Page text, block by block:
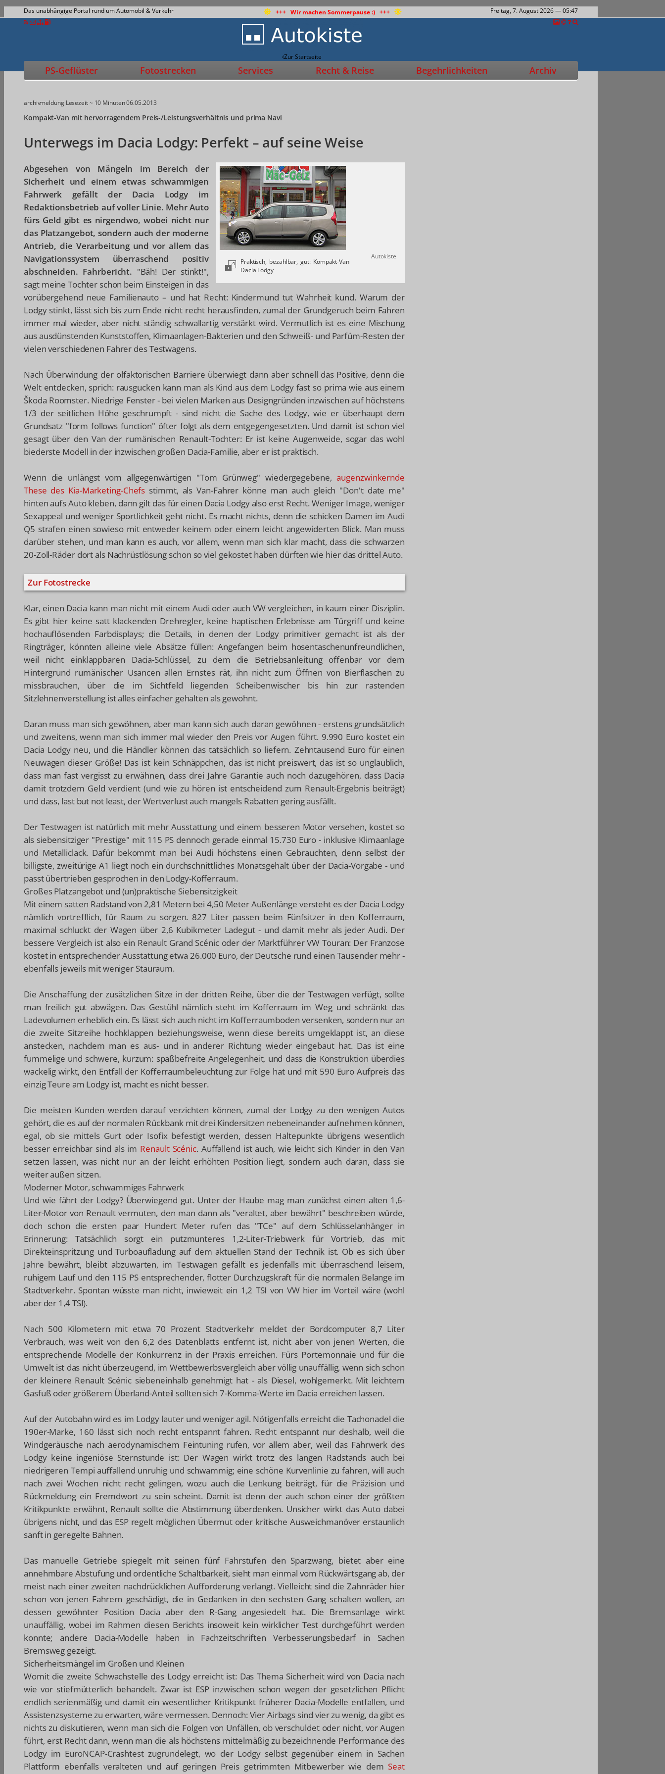
Das unabhängige Portal rund um Automobil & Verkehr +++ Wir machen Sommerpause :) +++ Freitag, 7. August 2026— 05:48
Zur Startseite
PS-Geflüster Fotostrecken Services Recht & Reise Begehrlichkeiten Archiv
archivmeldung Lesezeit ~ 10 Minuten06.05.2013
Kompakt-Van mit hervorragendem Preis-/Leistungsverhältnis und prima Navi
Unterwegs im Dacia Lodgy: Perfekt – auf seine Weise
Autokiste
Praktisch, bezahlbar, gut: Kompakt-Van
Dacia Lodgy
Abgesehen von Mängeln im Bereich der
Sicherheit und einem etwas schwammigen
Fahrwerk gefällt der Dacia Lodgy im
Redaktionsbetrieb auf voller Linie. Mehr Auto
fürs Geld gibt es nirgendwo, wobei nicht nur
das Platzangebot, sondern auch der moderne
Antrieb, die Verarbeitung und vor allem das
Navigationssystem überraschend positiv
abschneiden. Fahrbericht. "Bäh! Der stinkt!",
sagt meine Tochter schon beim Einsteigen in das
vorübergehend neue Familienauto – und hat Recht: Kindermund tut Wahrheit kund. Warum der
Lodgy stinkt, lässt sich bis zum Ende nicht recht herausfinden, zumal der Grundgeruch beim Fahren
immer mal wieder, aber nicht ständig schwallartig verstärkt wird. Vermutlich ist es eine Mischung
aus ausdünstenden Kunststoffen, Klimaanlagen-Bakterien und den Schweiß- und Parfüm-Resten der
vielen verschiedenen Fahrer des Testwagens.
Nach Überwindung der olfaktorischen Barriere überwiegt dann aber schnell das Positive, denn die
Welt entdecken, sprich: rausgucken kann man als Kind aus dem Lodgy fast so prima wie aus einem
Škoda Roomster. Niedrige Fenster - bei vielen Marken aus Designgründen inzwischen auf höchstens
1/3 der seitlichen Höhe geschrumpft - sind nicht die Sache des Lodgy, wie er überhaupt dem
Grundsatz "form follows function" öfter folgt als dem entgegengesetzten. Und damit ist schon viel
gesagt über den Van der rumänischen Renault-Tochter: Er ist keine Augenweide, sogar das wohl
biederste Modell in der inzwischen großen Dacia-Familie, aber er ist praktisch.
Wenn die unlängst vom allgegenwärtigen "Tom Grünweg" wiedergegebene,augenzwinkernde
These des Kia-Marketing-Chefs stimmt, als Van-Fahrer könne man auch gleich "Don't date me"
hinten aufs Auto kleben, dann gilt das für einen Dacia Lodgy also erst Recht. Weniger Image, weniger
Sexappeal und weniger Sportlichkeit geht nicht. Es macht nichts, denn die schicken Damen im Audi
Q5 strafen einen sowieso mit entweder keinem oder einem leicht angewiderten Blick. Man muss
darüber stehen, und man kann es auch, vor allem, wenn man sich klar macht, dass die schwarzen
20-Zoll-Räder dort als Nachrüstlösung schon so viel gekostet haben dürften wie hier das drittel Auto.
Zur Fotostrecke
Klar, einen Dacia kann man nicht mit einem Audi oder auch VW vergleichen, in kaum einer Disziplin.
Es gibt hier keine satt klackenden Drehregler, keine haptischen Erlebnisse am Türgriff und keine
hochauflösenden Farbdisplays; die Details, in denen der Lodgy primitiver gemacht ist als der
Ringträger, könnten alleine viele Absätze füllen: Angefangen beim hosentaschenunfreundlichen,
weil nicht einklappbaren Dacia-Schlüssel, zu dem die Betriebsanleitung offenbar vor dem
Hintergrund rumänischer Usancen allen Ernstes rät, ihn nicht zum Öffnen von Bierflaschen zu
missbrauchen, über die im Sichtfeld liegenden Scheibenwischer bis hin zur rastenden
Sitzlehnenverstellung ist alles einfacher gehalten als gewohnt.
Daran muss man sich gewöhnen, aber man kann sich auch daran gewöhnen - erstens grundsätzlich
und zweitens, wenn man sich immer mal wieder den Preis vor Augen führt. 9.990 Euro kostet ein
Dacia Lodgy neu, und die Händler können das tatsächlich so liefern. Zehntausend Euro für einen
Neuwagen dieser Größe! Das ist kein Schnäppchen, das ist nicht preiswert, das ist so unglaublich,
dass man fast vergisst zu erwähnen, dass drei Jahre Garantie auch noch dazugehören, dass Dacia
damit trotzdem Geld verdient (und wie zu hören ist entscheidend zum Renault-Ergebnis beiträgt)
und dass, last but not least, der Wertverlust auch mangels Rabatten gering ausfällt.
Der Testwagen ist natürlich mit mehr Ausstattung und einem besseren Motor versehen, kostet so
als siebensitziger "Prestige" mit 115 PS dennoch gerade einmal 15.730 Euro - inklusive Klimaanlage
und Metalliclack. Dafür bekommt man bei Audi höchstens einen Gebrauchten, denn selbst der
billigste, zweitürige A1 liegt noch ein durchschnittliches Monatsgehalt über der Dacia-Vorgabe - und
passt übertrieben gesprochen in den Lodgy-Kofferraum.
Großes Platzangebot und (un)praktische Siebensitzigkeit
Mit einem satten Radstand von 2,81 Metern bei 4,50 Meter Außenlänge versteht es der Dacia Lodgy
nämlich vortrefflich, für Raum zu sorgen. 827 Liter passen beim Fünfsitzer in den Kofferraum,
maximal schluckt der Wagen über 2,6 Kubikmeter Ladegut - und damit mehr als jeder Audi. Der
bessere Vergleich ist also ein Renault Grand Scénic oder der Marktführer VW Touran: Der Franzose
kostet in entsprechender Ausstattung etwa 26.000 Euro, der Deutsche rund einen Tausender mehr -
ebenfalls jeweils mit weniger Stauraum.
Die Anschaffung der zusätzlichen Sitze in der dritten Reihe, über die der Testwagen verfügt, sollte
man freilich gut abwägen. Das Gestühl nämlich steht im Kofferraum im Weg und schränkt das
Ladevolumen erheblich ein. Es lässt sich auch nicht im Kofferraumboden versenken, sondern nur an
die zweite Sitzreihe hochklappen beziehungsweise, wenn diese bereits umgeklappt ist, an diese
anstecken, nachdem man es aus- und in anderer Richtung wieder eingebaut hat. Das ist eine
fummelige und schwere, kurzum: spaßbefreite Angelegenheit, und dass die Konstruktion überdies
wackelig wirkt, den Entfall der Kofferraumbeleuchtung zur Folge hat und mit 590 Euro Aufpreis das
einzig Teure am Lodgy ist, macht es nicht besser.
Die meisten Kunden werden darauf verzichten können, zumal der Lodgy zu den wenigen Autos
gehört, die es auf der normalen Rückbank mit drei Kindersitzen nebeneinander aufnehmen können,
egal, ob sie mittels Gurt oder Isofix befestigt werden, dessen Haltepunkte übrigens wesentlich
besser erreichbar sind als im Renault Scénic. Auffallend ist auch, wie leicht sich Kinder in den Van
setzen lassen, was nicht nur an der leicht erhöhten Position liegt, sondern auch daran, dass sie
weiter außen sitzen.
Moderner Motor, schwammiges Fahrwerk
Und wie fährt der Lodgy? Überwiegend gut. Unter der Haube mag man zunächst einen alten 1,6-
Liter-Motor von Renault vermuten, den man dann als "veraltet, aber bewährt" beschreiben würde,
doch schon die ersten paar Hundert Meter rufen das "TCe" auf dem Schlüsselanhänger in
Erinnerung: Tatsächlich sorgt ein putzmunteres 1,2-Liter-Triebwerk für Vortrieb, das mit
Direkteinspritzung und Turboaufladung auf dem aktuellen Stand der Technik ist. Ob es sich über
Jahre bewährt, bleibt abzuwarten, im Testwagen gefällt es jedenfalls mit überraschend leisem,
ruhigem Lauf und den 115 PS entsprechender, flotter Durchzugskraft für die normalen Belange im
Stadtverkehr. Spontan wüsste man nicht, inwieweit ein 1,2 TSI von VW hier im Vorteil wäre (wohl
aber der 1,4 TSI).
Nach 500 Kilometern mit etwa 70 Prozent Stadtverkehr meldet der Bordcomputer 8,7 Liter
Verbrauch, was weit von den 6,2 des Datenblatts entfernt ist, nicht aber von jenen Werten, die
entsprechende Modelle der Konkurrenz in der Praxis erreichen. Fürs Portemonnaie und für die
Umwelt ist das nicht überzeugend, im Wettbewerbsvergleich aber völlig unauffällig, wenn sich schon
der kleinere Renault Scénic siebeneinhalb genehmigt hat - als Diesel, wohlgemerkt. Mit leichtem
Gasfuß oder größerem Überland-Anteil sollten sich 7-Komma-Werte im Dacia erreichen lassen.
Auf der Autobahn wird es im Lodgy lauter und weniger agil. Nötigenfalls erreicht die Tachonadel die
190er-Marke, 160 lässt sich noch recht entspannt fahren. Recht entspannt nur deshalb, weil die
Windgeräusche nach aerodynamischem Feintuning rufen, vor allem aber, weil das Fahrwerk des
Lodgy keine ingeniöse Sternstunde ist: Der Wagen wirkt trotz des langen Radstands auch bei
niedrigeren Tempi auffallend unruhig und schwammig; eine schöne Kurvenlinie zu fahren, will auch
nach zwei Wochen nicht recht gelingen, wozu auch die Lenkung beiträgt, für die Präzision und
Rückmeldung ein Fremdwort zu sein scheint. Damit ist denn der auch schon einer der größten
Kritikpunkte erwähnt, Renault sollte die Abstimmung überdenken. Unsicher wirkt das Auto dabei
übrigens nicht, und das ESP regelt möglichen Übermut oder kritische Ausweichmanöver erstaunlich
sanft in geregelte Bahnen.
Das manuelle Getriebe spiegelt mit seinen fünf Fahrstufen den Sparzwang, bietet aber eine
annehmbare Abstufung und ordentliche Schaltbarkeit, sieht man einmal vom Rückwärtsgang ab, der
meist nach einer zweiten nachdrücklichen Aufforderung verlangt. Vielleicht sind die Zahnräder hier
schon von jenen Fahrern geschädigt, die in Gedanken in den sechsten Gang schalten wollen, an
dessen gewöhnter Position Dacia aber den R-Gang angesiedelt hat. Die Bremsanlage wirkt
unauffällig, wobei im Rahmen diesen Berichts insoweit kein wirklicher Test durchgeführt werden
konnte; andere Dacia-Modelle haben in Fachzeitschriften Verbesserungsbedarf in Sachen
Bremsweg gezeigt.
Sicherheitsmängel im Großen und Kleinen
Womit die zweite Schwachstelle des Lodgy erreicht ist: Das Thema Sicherheit wird von Dacia nach
wie vor stiefmütterlich behandelt. Zwar ist ESP inzwischen schon wegen der gesetzlichen Pflicht
endlich serienmäßig und damit ein wesentlicher Kritikpunkt früherer Dacia-Modelle entfallen, und
Assistenzsysteme zu erwarten, wäre vermessen. Dennoch: Vier Airbags sind vier zu wenig, da gibt es
nichts zu diskutieren, wenn man sich die Folgen von Unfällen, ob verschuldet oder nicht, vor Augen
führt, erst Recht dann, wenn man die als höchstens mittelmäßig zu bezeichnende Performance des
Lodgy im EuroNCAP-Crashtest zugrundelegt, wo der Lodgy selbst gegenüber einem in Sachen
Plattform ebenfalls veralteten und auf geringen Preis getrimmten Mitbewerber wie dem Seat